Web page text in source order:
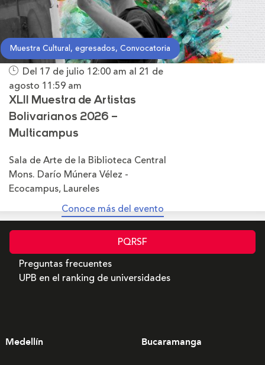
Muestra Cultural, egresados, Convocatoria
Del 17 de julio 12:00 am al 21 de
agosto 11:59 am
XLII Muestra de Artistas
Bolivarianos 2026 –
Multicampus
Sala de Arte de la Biblioteca Central
Mons. Darío Múnera Vélez -
Ecocampus, Laureles
Conoce más del evento
PQRSF
Preguntas frecuentes
UPB en el ranking de universidades
Medellín Bucaramanga